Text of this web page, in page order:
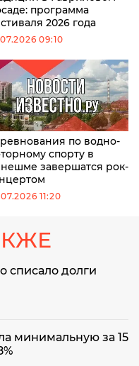
программа
2026 года
09:10
по водно-
спорту в
завершатся рок-
11:20
списало долги
минимальную за 15